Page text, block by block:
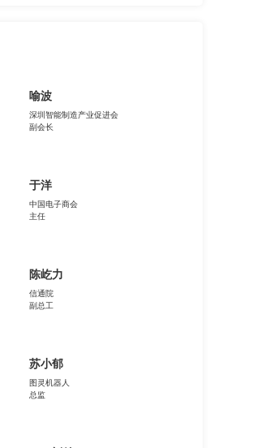
喻波
深圳智能制造产业促进会
副会长
于洋
中国电子商会
主任
陈屹力
信通院
副总工
苏小郁
图灵机器人
总监